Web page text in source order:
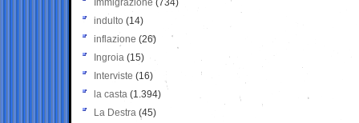
Immigrazione (734)
indulto (14)
inflazione (26)
Ingroia (15)
Interviste (16)
la casta (1.394)
La Destra (45)